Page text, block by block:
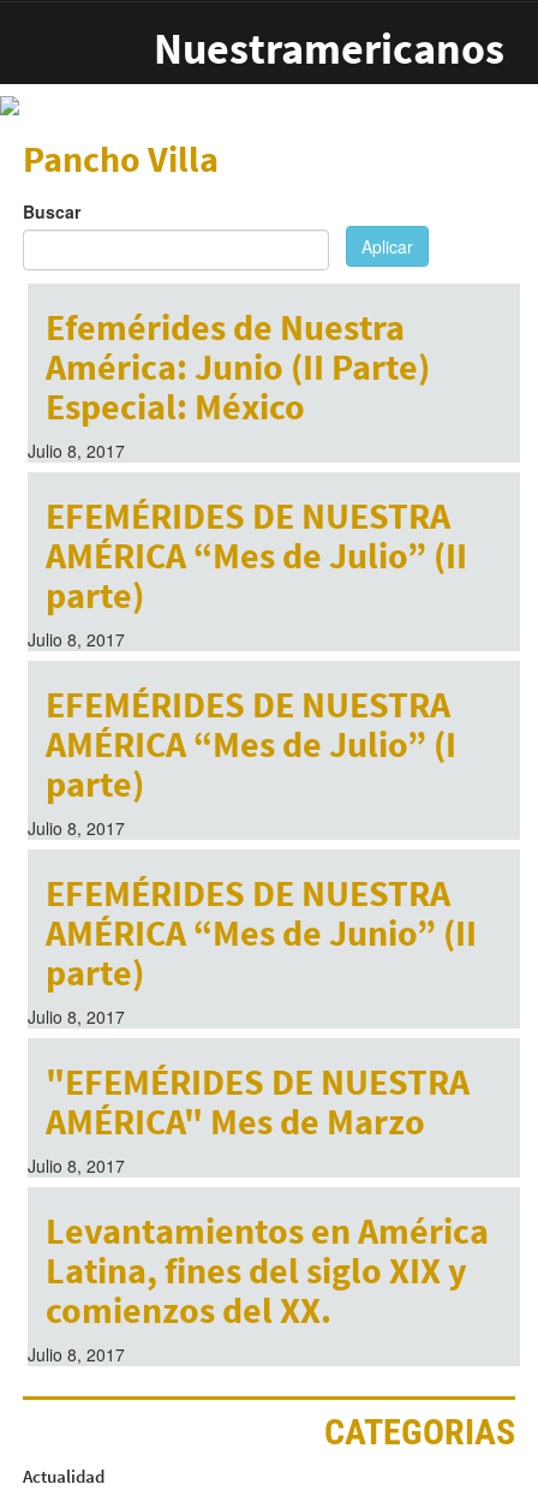
Nuestramericanos
Pancho Villa
Buscar
Aplicar
Efemérides de Nuestra
América: Junio (II Parte)
Especial: México
Julio 8, 2017
EFEMÉRIDES DE NUESTRA
AMÉRICA “Mes de Julio” (II
parte)
Julio 8, 2017
EFEMÉRIDES DE NUESTRA
AMÉRICA “Mes de Julio” (I
parte)
Julio 8, 2017
EFEMÉRIDES DE NUESTRA
AMÉRICA “Mes de Junio” (II
parte)
Julio 8, 2017
"EFEMÉRIDES DE NUESTRA
AMÉRICA" Mes de Marzo
Julio 8, 2017
Levantamientos en América
Latina, fines del siglo XIX y
comienzos del XX.
Julio 8, 2017
CATEGORIAS
Actualidad